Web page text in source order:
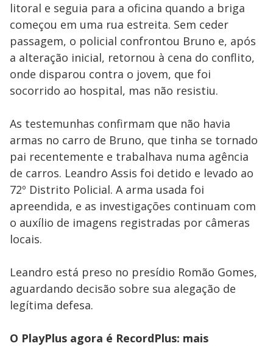
litoral e seguia para a oficina quando a briga
começou em uma rua estreita. Sem ceder
passagem, o policial confrontou Bruno e, após
a alteração inicial, retornou à cena do conflito,
onde disparou contra o jovem, que foi
socorrido ao hospital, mas não resistiu.
As testemunhas confirmam que não havia
armas no carro de Bruno, que tinha se tornado
pai recentemente e trabalhava numa agência
de carros. Leandro Assis foi detido e levado ao
72º Distrito Policial. A arma usada foi
apreendida, e as investigações continuam com
o auxílio de imagens registradas por câmeras
locais.
Leandro está preso no presídio Romão Gomes,
aguardando decisão sobre sua alegação de
legítima defesa.
O PlayPlus agora é RecordPlus: mais